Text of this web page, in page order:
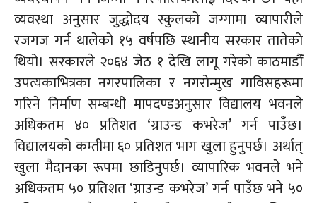
व्यवस्था अनुसार जुद्धोदय स्कुलको जग्गामा व्यापारीले
रजगज गर्न थालेको १५ वर्षपछि स्थानीय सरकार तातेको
थियो। सरकारले २०६४ जेठ १ देखि लागू गरेको काठमाडौँ
उपत्यकाभित्रका नगरपालिका र नगरोन्मुख गाविसहरूमा
गरिने निर्माण सम्बन्धी मापदण्डअनुसार विद्यालय भवनले
अधिकतम ४० प्रतिशत ‘ग्राउन्ड कभरेज’ गर्न पाउँछ।
विद्यालयको कम्तीमा ६० प्रतिशत भाग खुला हुनुपर्छ। अर्थात्
खुला मैदानका रूपमा छाडिनुपर्छ। व्यापारिक भवनले भने
अधिकतम ५० प्रतिशत ‘ग्राउन्ड कभरेज’ गर्न पाउँछ भने ५०